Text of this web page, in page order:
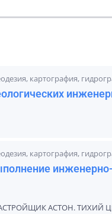
картография,
картография,
АСТОН. ТИХИЙ